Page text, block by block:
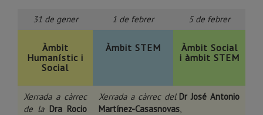
31 de gener 1 de febrer 5 de febrer
Àmbit
Humanístic i
Social
Àmbit STEM
Àmbit Social
i àmbit STEM
Xerrada a càrrec
de la Dra Rocio
Xerrada a càrrec del Dr José Antonio
Martínez-Casasnovas,